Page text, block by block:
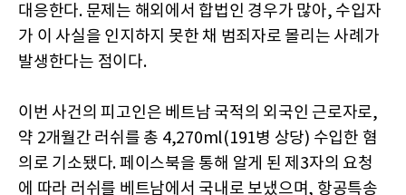
대응한다. 문제는 해외에서 합법인 경우가 많아, 수입자
가 이 사실을 인지하지 못한 채 범죄자로 몰리는 사례가
발생한다는 점이다.
이번 사건의 피고인은 베트남 국적의 외국인 근로자로,
약 2개월간 러쉬를 총 4,270ml(191병 상당) 수입한 혐
의로 기소됐다. 페이스북을 통해 알게 된 제3자의 요청
에 따라 러쉬를 베트남에서 국내로 보냈으며, 항공특송